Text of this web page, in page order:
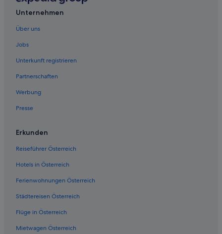
Unternehmen
Über uns
Jobs
Unterkunft registrieren
Partnerschaften
Werbung
Presse
Erkunden
Reiseführer Österreich
Hotels in Österreich
Ferienwohnungen Österreich
Städtereisen Österreich
Flüge in Österreich
Mietwagen Österreich